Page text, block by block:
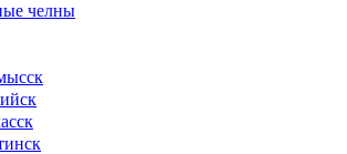
челны